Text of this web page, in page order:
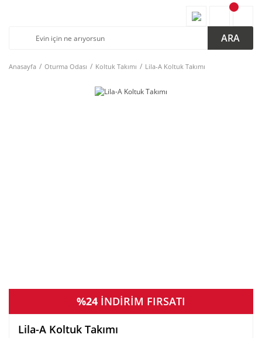
ARA
Anasayfa Oturma Odası Koltuk Takımı Lila-A Koltuk Takımı
%24 İNDİRİM FIRSATI
Lila-A Koltuk Takımı